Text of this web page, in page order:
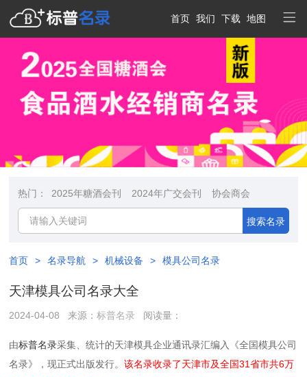
首页 我们 下载 地图
热门： 2025年糖酒会刊 2024年广交会刊 协会商会
搜索名录
首页 > 名录导航 > 机械设备 > 模具公司名录
天津模具公司名录大全
2024-04-08 来源：标普名录 阅读量：
由标普名录采集、统计的天津模具企业通讯录汇编入《全国模具公司
名录》，现正式出版发行。该名录收录了天津市及全国31省市共6万